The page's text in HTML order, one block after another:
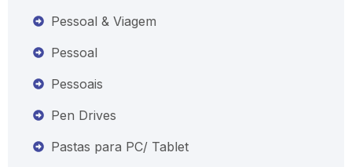
Pessoal & Viagem
Pessoal
Pessoais
Pen Drives
Pastas para PC/ Tablet